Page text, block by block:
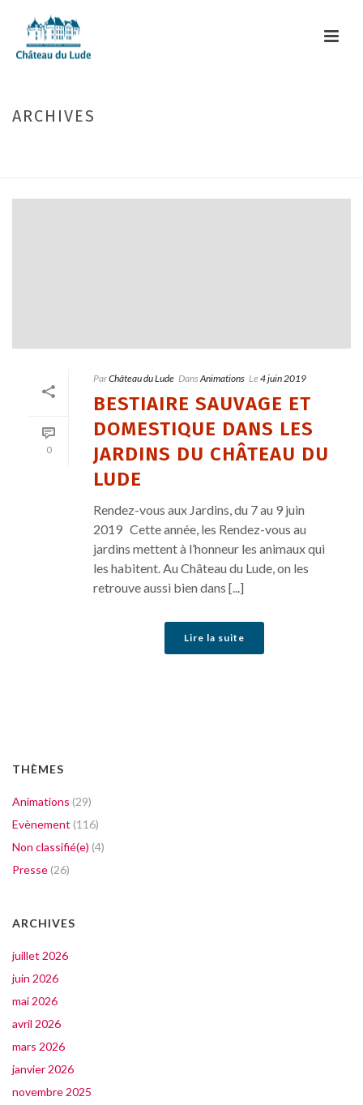
ARCHIVES
0
ParChâteau du Lude DansAnimations Le 4 juin 2019
BESTIAIRE SAUVAGE ET
DOMESTIQUE DANS LES
JARDINS DU CHÂTEAU DU
LUDE
Rendez-vous aux Jardins, du 7 au 9 juin
2019 Cette année, les Rendez-vous au
jardins mettent à l’honneur les animaux qui
les habitent. Au Château du Lude, on les
retrouve aussi bien dans [...]
Lire la suite
THÈMES
Animations (29)
Evènement (116)
Non classifié(e) (4)
Presse (26)
ARCHIVES
juillet 2026
juin 2026
mai 2026
avril 2026
mars 2026
janvier 2026
novembre 2025